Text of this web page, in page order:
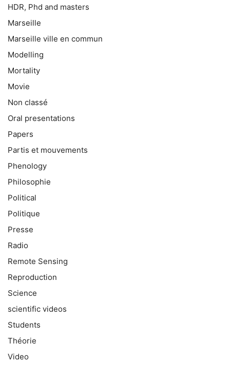
HDR, Phd and masters
Marseille
Marseille ville en commun
Modelling
Mortality
Movie
Non classé
Oral presentations
Papers
Partis et mouvements
Phenology
Philosophie
Political
Politique
Presse
Radio
Remote Sensing
Reproduction
Science
scientific videos
Students
Théorie
Video